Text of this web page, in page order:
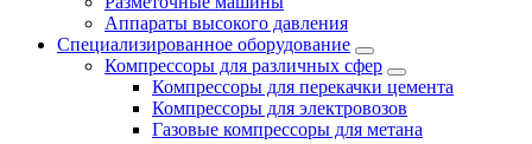
Аппараты высокого давления
Специализированное оборудование
Компрессоры для различных сфер
Компрессоры для перекачки цемента
Компрессоры для электровозов
Газовые компрессоры для метана